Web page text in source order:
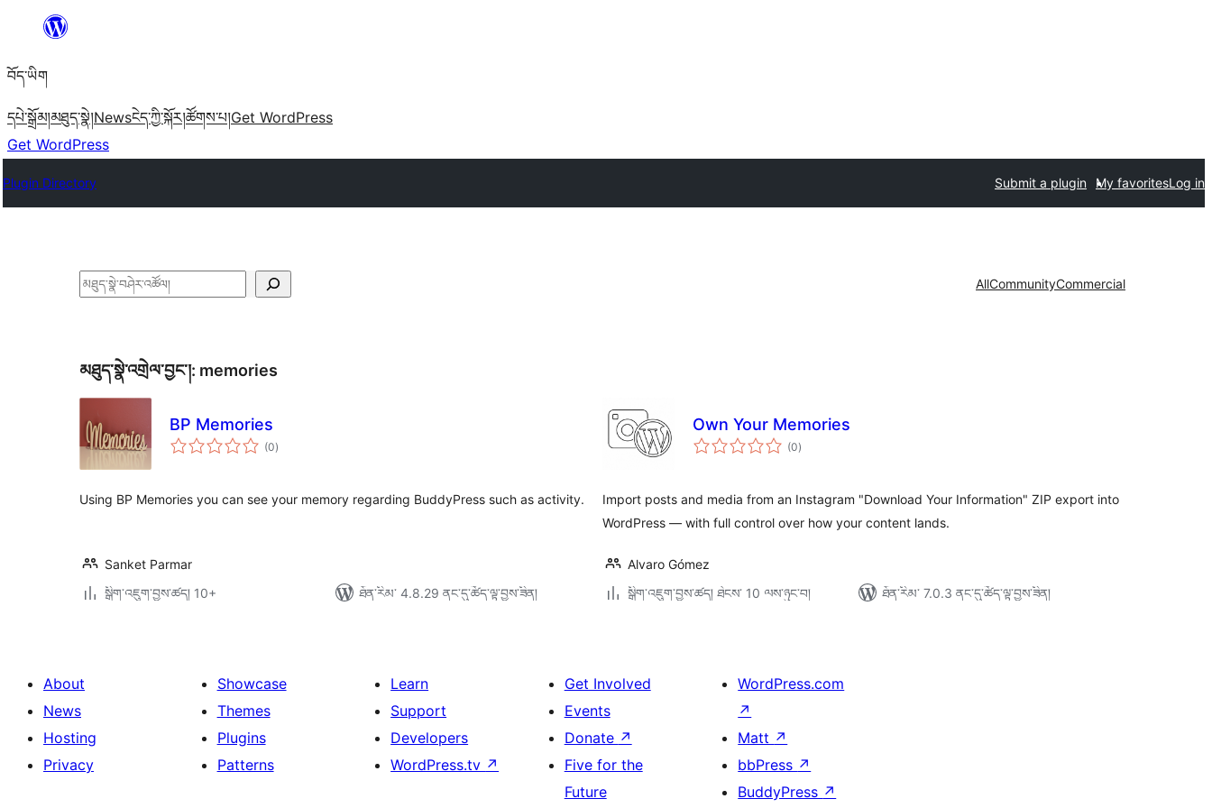
content
བོད་ཡིག
དཔེ་སྒྲོམ།མཐུད་སྣེ།Newsངེད་ཀྱི་སྐོར།ཚོགས་པ།Get WordPress
Get WordPress
Plugin Directory Submit a plugin My favoritesLog in
བཤེར་
AllCommunityCommercial
མཐུད་སྣེ་འགྲེལ་བྱང་།: memories
BP Memories
(0གདེང་
འཇོག་
)
Using BP Memories you can see your memory regarding BuddyPress such as activity.
Sanket Parmar
སྒྲིག་འཇུག་བྱས་ཚད། 10+
ཐོན་རིམ་ 4.8.29 ནང་དུ་ཚོད་ལྟ་བྱས་ཟིན།
Own Your Memories
(0གདེང་
འཇོག་
)
Import posts and media from an Instagram "Download Your Information" ZIP export into
WordPress — with full control over how your content lands.
Alvaro Gómez
སྒྲིག་འཇུག་བྱས་ཚད། ཐེངས་ 10 ལས་ཉུང་བ།
ཐོན་རིམ་ 7.0.3 ནང་དུ་ཚོད་ལྟ་བྱས་ཟིན།
About
News
Hosting
Privacy
Showcase
Themes
Plugins
Patterns
Learn
Support
Developers
WordPress.tv ↗
Get Involved
Events
Donate ↗
Five for the
Future
WordPress.com
↗
Matt ↗
bbPress ↗
BuddyPress ↗